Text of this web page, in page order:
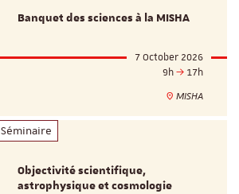
Banquet des sciences à la MISHA
7 October 2026
9h
17h
MISHA
Séminaire
Objectivité scientifique,
astrophysique et cosmologie